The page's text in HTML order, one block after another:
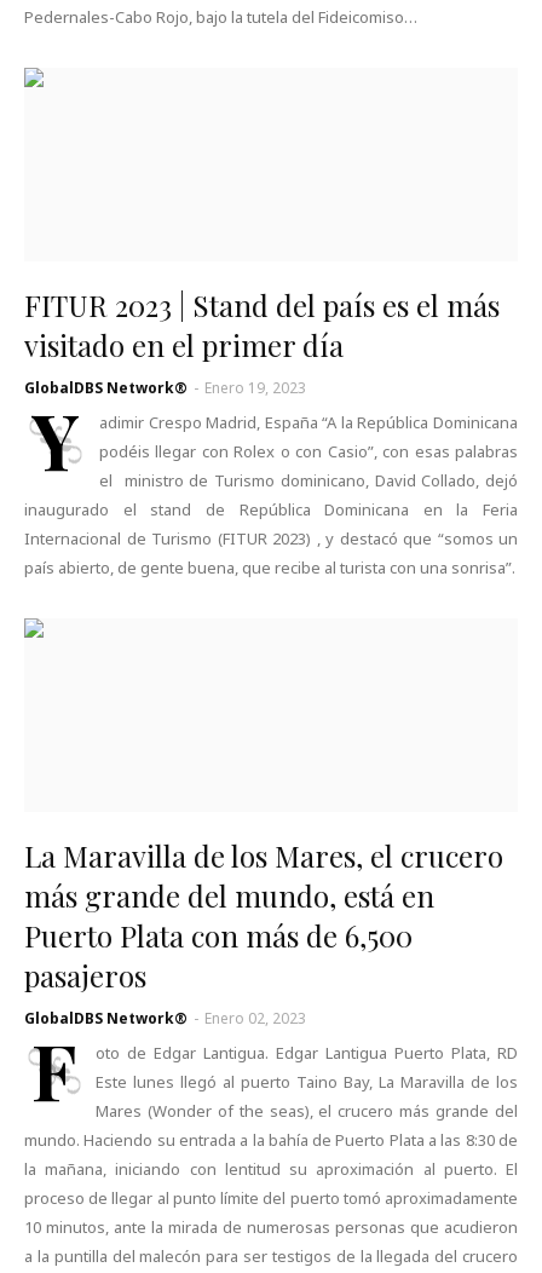
Pedernales-Cabo Rojo, bajo la tutela del Fideicomiso…
FITUR 2023 | Stand del país es el más
visitado en el primer día
GlobalDBS Network® - Enero 19, 2023
Y
adimir Crespo Madrid, España “A la República Dominicana
podéis llegar con Rolex o con Casio”, con esas palabras
el ministro de Turismo dominicano, David Collado, dejó
inaugurado el stand de República Dominicana en la Feria
Internacional de Turismo (FITUR 2023) , y destacó que “somos un
país abierto, de gente buena, que recibe al turista con una sonrisa”.
La Maravilla de los Mares, el crucero
más grande del mundo, está en
Puerto Plata con más de 6,500
pasajeros
GlobalDBS Network® - Enero 02, 2023
F
oto de Edgar Lantigua. Edgar Lantigua Puerto Plata, RD
Este lunes llegó al puerto Taino Bay, La Maravilla de los
Mares (Wonder of the seas), el crucero más grande del
mundo. Haciendo su entrada a la bahía de Puerto Plata a las 8:30 de
la mañana, iniciando con lentitud su aproximación al puerto. El
proceso de llegar al punto límite del puerto tomó aproximadamente
10 minutos, ante la mirada de numerosas personas que acudieron
a la puntilla del malecón para ser testigos de la llegada del crucero